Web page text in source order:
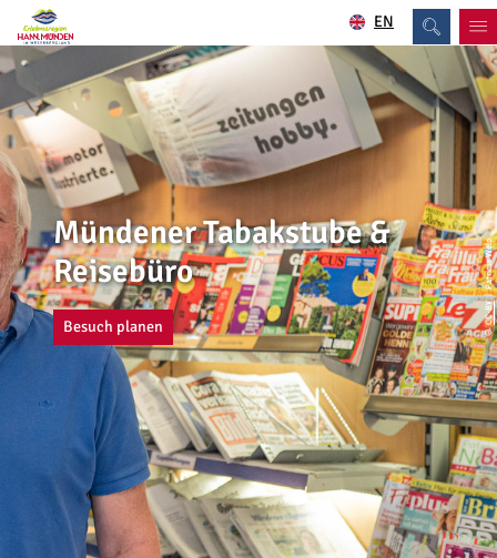
EN
©
CC-BY
| Patricia Welp
Mündener Tabakstube &
Reisebüro
Besuch planen